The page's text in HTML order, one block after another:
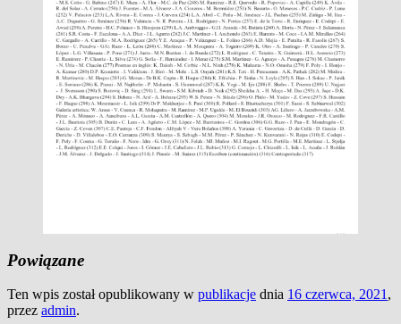
Powiązane
Ten wpis został opublikowany w publikacje dnia 16 czerwca, 2021 ,
przez admin.